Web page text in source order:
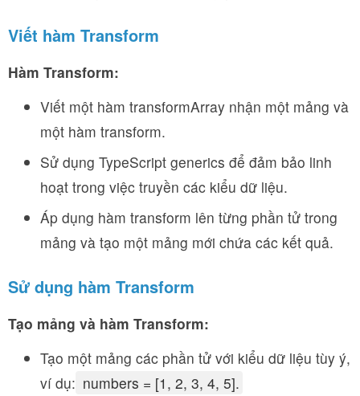
Viết hàm Transform
Hàm Transform:
Viết một hàm transformArray nhận một mảng và
một hàm transform.
Sử dụng TypeScript generics để đảm bảo linh
hoạt trong việc truyền các kiểu dữ liệu.
Áp dụng hàm transform lên từng phần tử trong
mảng và tạo một mảng mới chứa các kết quả.
Sử dụng hàm Transform
Tạo mảng và hàm Transform:
Tạo một mảng các phần tử với kiểu dữ liệu tùy ý,
ví dụ: numbers = [1, 2, 3, 4, 5].